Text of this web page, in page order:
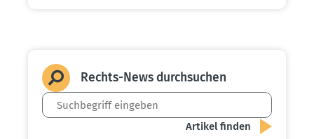
Rechts-News durch­suchen